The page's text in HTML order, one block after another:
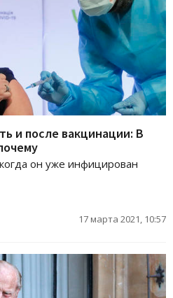
и после вакцинации: В
он уже инфицирован
17 марта 2021, 10:57